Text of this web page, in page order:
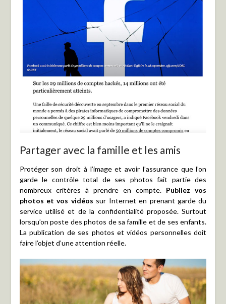
Partager avec la famille et les amis
Protéger son droit à l’image et avoir l’assurance que l’on
garde le contrôle total de ses photos fait partie des
nombreux critères à prendre en compte. Publiez vos
photos et vos vidéos sur Internet en prenant garde du
service utilisé et de la confidentialité proposée. Surtout
lorsqu’on poste des photos de sa famille et de ses enfants.
La publication de ses photos et vidéos personnelles doit
faire l’objet d’une attention réelle.